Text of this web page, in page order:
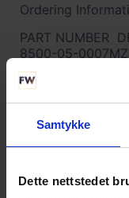
Samtykke
Dette nettstedet
Ordering
PART NUMBER
8500-05-
ST, FC (enlarged
• Dirty
fiber optic
• Proper cleaning